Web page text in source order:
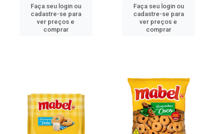
Faça seu login ou
cadastre-se para
ver preços e
comprar
Faça seu login ou
cadastre-se para
ver preços e
comprar